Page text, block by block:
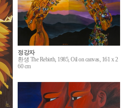
정강자
환생 The Rebirth, 1985, Oil on canvas, 161 x 2
60 cm